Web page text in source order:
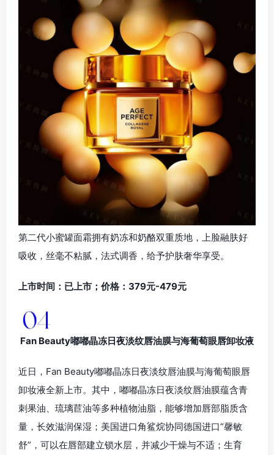
第二代小蜜罐面霜拥有奶冻和奶酪双重质地，上脸融肤好
吸收，丝毫不粘腻，法式调香，给予护肤奢华享受。
上市时间：已上市；价格：379元-479元
Fan Beauty嘟嘟晶冻日夜淡纹唇油膜与海葡萄眼唇卸妆液
近日，Fan Beauty嘟嘟晶冻日夜淡纹唇油膜与海葡萄眼唇
卸妆液全新上市。其中，嘟嘟晶冻日夜淡纹唇油膜蕴含青
刺果油、琉璃苣油等多种植物油脂，能够增加唇部脂质含
量，长效滋润保湿；美国进口角鲨烷协同德国进口“馨敏
舒”，可以在唇部建立锁水层，并减少干燥与不适；生育